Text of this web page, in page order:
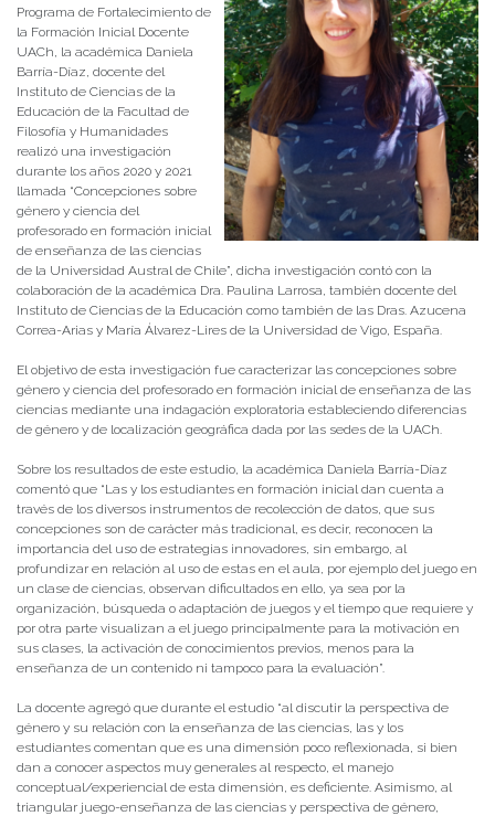
Programa de Fortalecimiento de
la Formación Inicial Docente
UACh, la académica Daniela
Barría-Díaz, docente del
Instituto de Ciencias de la
Educación de la Facultad de
Filosofía y Humanidades
realizó una investigación
durante los años 2020 y 2021
llamada “Concepciones sobre
género y ciencia del
profesorado en formación inicial
de enseñanza de las ciencias
de la Universidad Austral de Chile”, dicha investigación contó con la
colaboración de la académica Dra. Paulina Larrosa, también docente del
Instituto de Ciencias de la Educación como también de las Dras. Azucena
Correa-Arias y María Álvarez-Lires de la Universidad de Vigo, España.
El objetivo de esta investigación fue caracterizar las concepciones sobre
género y ciencia del profesorado en formación inicial de enseñanza de las
ciencias mediante una indagación exploratoria estableciendo diferencias
de género y de localización geográfica dada por las sedes de la UACh.
Sobre los resultados de este estudio, la académica Daniela Barría-Díaz
comentó que “Las y los estudiantes en formación inicial dan cuenta a
través de los diversos instrumentos de recolección de datos, que sus
concepciones son de carácter más tradicional, es decir, reconocen la
importancia del uso de estrategias innovadores, sin embargo, al
profundizar en relación al uso de estas en el aula, por ejemplo del juego en
un clase de ciencias, observan dificultados en ello, ya sea por la
organización, búsqueda o adaptación de juegos y el tiempo que requiere y
por otra parte visualizan a el juego principalmente para la motivación en
sus clases, la activación de conocimientos previos, menos para la
enseñanza de un contenido ni tampoco para la evaluación”.
La docente agregó que durante el estudio “al discutir la perspectiva de
género y su relación con la enseñanza de las ciencias, las y los
estudiantes comentan que es una dimensión poco reflexionada, si bien
dan a conocer aspectos muy generales al respecto, el manejo
conceptual/experiencial de esta dimensión, es deficiente. Asimismo, al
triangular juego-enseñanza de las ciencias y perspectiva de género,